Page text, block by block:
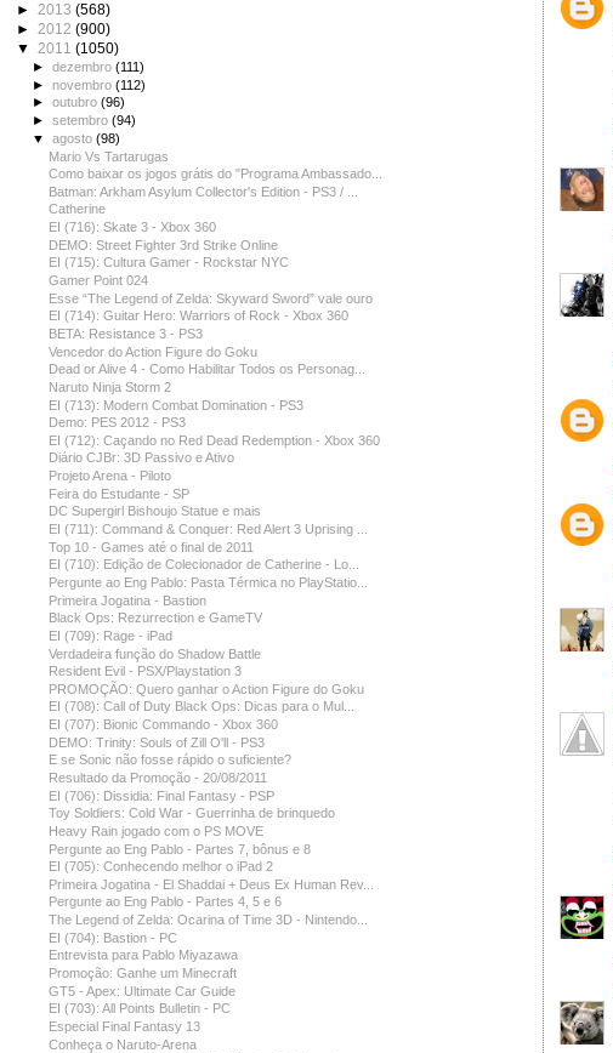
► 2013 (568)
► 2012 (900)
▼ 2011 (1050)
►dezembro(111)
►novembro(112)
►outubro(96)
►setembro(94)
▼agosto(98)
Mario Vs Tartarugas
Como baixar os jogos grátis do "Programa Ambassado...
Batman: Arkham Asylum Collector's Edition - PS3 / ...
Catherine
EI (716): Skate 3 - Xbox 360
DEMO: Street Fighter 3rd Strike Online
EI (715): Cultura Gamer - Rockstar NYC
Gamer Point 024
Esse “The Legend of Zelda: Skyward Sword” vale ouro
EI (714): Guitar Hero: Warriors of Rock - Xbox 360
BETA: Resistance 3 - PS3
Vencedor do Action Figure do Goku
Dead or Alive 4 - Como Habilitar Todos os Personag...
Naruto Ninja Storm 2
EI (713): Modern Combat Domination - PS3
Demo: PES 2012 - PS3
EI (712): Caçando no Red Dead Redemption - Xbox 360
Diário CJBr: 3D Passivo e Ativo
Projeto Arena - Piloto
Feira do Estudante - SP
DC Supergirl Bishoujo Statue e mais
EI (711): Command & Conquer: Red Alert 3 Uprising ...
Top 10 - Games até o final de 2011
EI (710): Edição de Colecionador de Catherine - Lo...
Pergunte ao Eng Pablo: Pasta Térmica no PlayStatio...
Primeira Jogatina - Bastion
Black Ops: Rezurrection e GameTV
EI (709): Rage - iPad
Verdadeira função do Shadow Battle
Resident Evil - PSX/Playstation 3
PROMOÇÃO: Quero ganhar o Action Figure do Goku
EI (708): Call of Duty Black Ops: Dicas para o Mul...
EI (707): Bionic Commando - Xbox 360
DEMO: Trinity: Souls of Zill O'll - PS3
E se Sonic não fosse rápido o suficiente?
Resultado da Promoção - 20/08/2011
Toy Soldiers: Cold War - Guerrinha de brinquedo
Heavy Rain jogado com o PS MOVE
Pergunte ao Eng Pablo - Partes 7, bônus e 8
EI (705): Conhecendo melhor o iPad 2
Primeira Jogatina - El Shaddai + Deus Ex Human Rev...
Pergunte ao Eng Pablo - Partes 4, 5 e 6
The Legend of Zelda: Ocarina of Time 3D - Nintendo...
EI (704): Bastion - PC
Entrevista para Pablo Miyazawa
Promoção: Ganhe um Minecraft
GT5 - Apex: Ultimate Car Guide
EI (703): All Points Bulletin - PC
Especial Final Fantasy 13
Conheça o Naruto-Arena